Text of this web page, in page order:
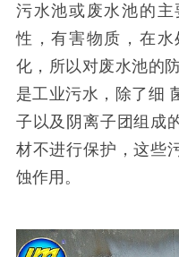
污水池或废水池的
性，有害物质，在
化，所以对废水池的
是工业污水，除了细
子以及阴离子团组成
材不进行保护，这些
蚀作用。